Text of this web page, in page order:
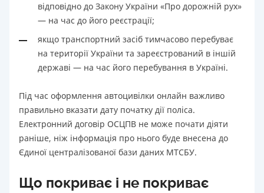
відповідно до Закону України «Про дорожній рух»
— на час до його реєстрації;
якщо транспортний засіб тимчасово перебуває
на території України та зареєстрований в іншій
державі — на час його перебування в Україні.
Під час оформлення автоцивілки онлайн важливо
правильно вказати дату початку дії поліса.
Електронний договір ОСЦПВ не може почати діяти
раніше, ніж інформація про нього буде внесена до
Єдиної централізованої бази даних МТСБУ.
Що покриває і не покриває